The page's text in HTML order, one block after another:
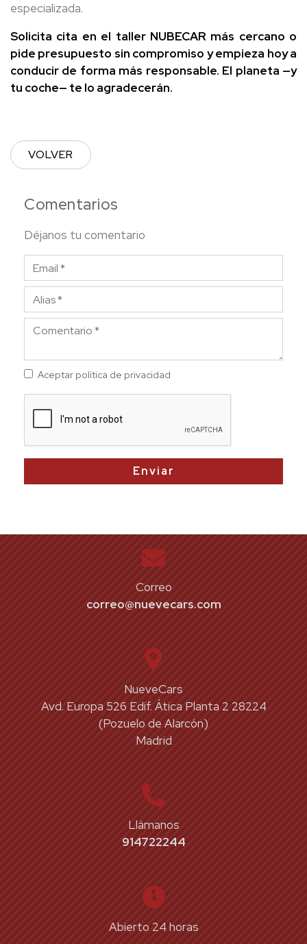
Comentarios
Déjanos tu comentario
Aceptar política de privacidad
Enviar
especializada.
Solicita cita en el taller NUBECAR más cercano o
pide presupuesto sin compromiso y empieza hoy a
conducir de forma más responsable. El planeta —y
tu coche— te lo agradecerán.
VOLVER
Correo
correo@nuevecars.com
NueveCars
Avd. Europa 526 Edif. Ática Planta 2 28224
(Pozuelo de Alarcón)
Madrid
Llámanos
914722244
Abierto 24 horas